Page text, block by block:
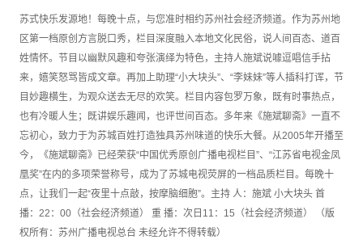
苏式快乐发源地！每晚十点，与您准时相约苏州社会经济频道。作为苏州地
区第一档原创方言脱口秀，栏目深度融入本地文化民俗，说人间百态、道百
姓情怀。节目以幽默风趣和夸张演绎为特色，主持人施斌说噱逗唱信手拈
来，嬉笑怒骂皆成文章。再加上助理“小大块头”、“李妹妹”等人插科打诨，节
目妙趣横生，为观众送去无尽的欢笑。栏目内容包罗万象，既有时事热点，
也有冷暖人生；既讲娱乐趣闻，也评世间百态。多年来《施斌聊斋》一直不
忘初心，致力于为苏城百姓打造独具苏州味道的快乐大餐。从2005年开播至
今，《施斌聊斋》已经荣获“中国优秀原创广播电视栏目”、“江苏省电视金凤
凰奖”在内的多项荣誉称号，成为了苏城电视荧屏的一档品质栏目。每晚十
点，让我们一起“夜里十点敲，按摩脑细胞”。主持 人：施斌 小大块头 首
播：22：00（社会经济频道） 重 播：次日11：15（社会经济频道） （版
权所有：苏州广播电视总台 未经允许不得转载）